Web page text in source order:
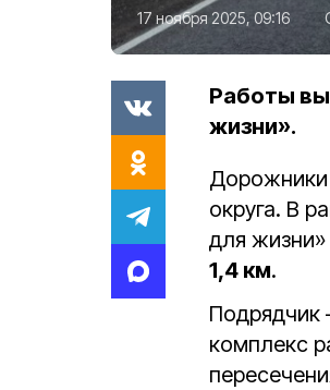
17 ноября 2025, 09:16
Работы
жизни».
Дорожники
округа. В
для
1,4 км.
Подрядчик
комплекс